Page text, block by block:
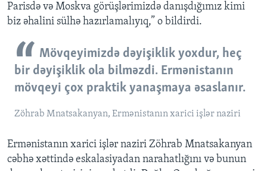
Parisdə və Moskva görüşlərimizdə danışdığımız kimi
biz əhalini sülhə hazırlamalıyıq,” o bildirdi.
Mövqeyimizdə dəyişiklik yoxdur, heç
bir dəyişiklik ola bilməzdi. Ermənistanın
mövqeyi çox praktik yanaşmaya əsaslanır.
Zöhrab Mnatsakanyan, Ermənistanın xarici işlər naziri
Ermənistanın xarici işlər naziri Zöhrab Mnatsakanyan
cəbhə xəttində eskalasiyadan narahatlığını və bunun